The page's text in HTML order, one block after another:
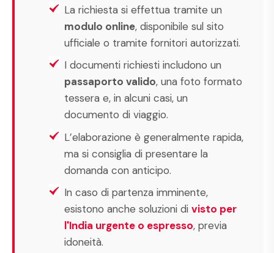
La richiesta si effettua tramite un
modulo online, disponibile sul sito
ufficiale o tramite fornitori autorizzati.
I documenti richiesti includono un
passaporto valido, una foto formato
tessera e, in alcuni casi, un
documento di viaggio.
L’elaborazione è generalmente rapida,
ma si consiglia di presentare la
domanda con anticipo.
In caso di partenza imminente,
esistono anche soluzioni di visto per
l'India urgente o espresso, previa
idoneità.